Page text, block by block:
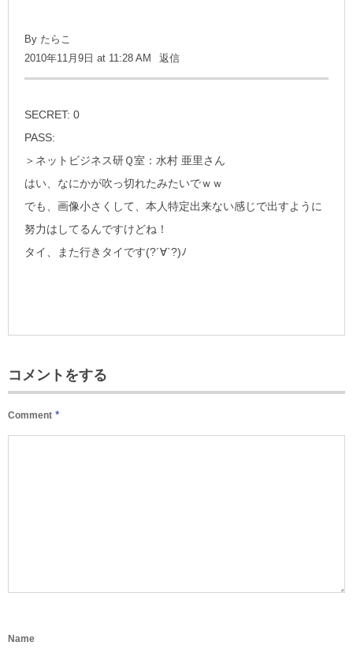
By たらこ
2010年11月9日 at 11:28 AM
返信
SECRET: 0
PASS:
＞ネットビジネス研Ｑ室：水村 亜里さん
はい、なにかが吹っ切れたみたいでｗｗ
でも、画像小さくして、本人特定出来ない感じで出すように
努力はしてるんですけどね！
タイ、また行きタイです(?´∀`?)ﾉ
コメントをする
Comment *
Name